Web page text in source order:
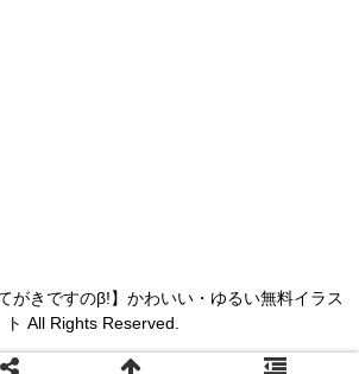
がきですのβ!】かわいい・ゆるい無料イラス
ト All Rights Reserved.